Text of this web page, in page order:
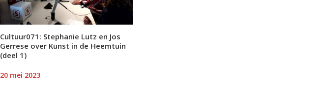
Cultuur071: Stephanie Lutz en Jos
Gerrese over Kunst in de Heemtuin
(deel 1)
20 mei 2023